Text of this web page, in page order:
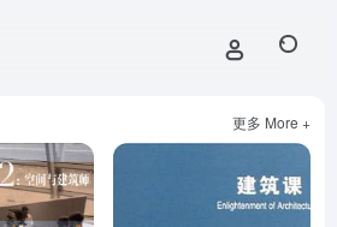
更多 More +